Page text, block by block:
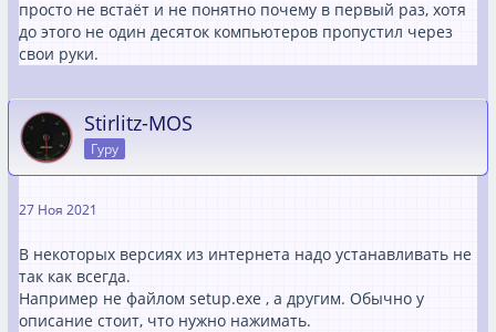
Сергей,так можно долго гадать!!!
Люди рады помочь!!!НО чем????ты не оставляешь
выбора людям которые хотят помочь но уже устали
Ставь Винду не с рековери!
И ставь свой офис!
Уверен что проблема в рековери!!!!
Ты потерял столько времени с офисом что можно было
и набухаться и проспаться и по-новой все установить!
просто не встаёт и не понятно почему в первый раз, хотя
до этого не один десяток компьютеров пропустил через
свои руки.
Stirlitz-MOS
Гуру
27 Ноя 2021
В некоторых версиях из интернета надо устанавливать не
так как всегда.
Например не файлом setup.exe , а другим. Обычно у
описание стоит, что нужно нажимать.